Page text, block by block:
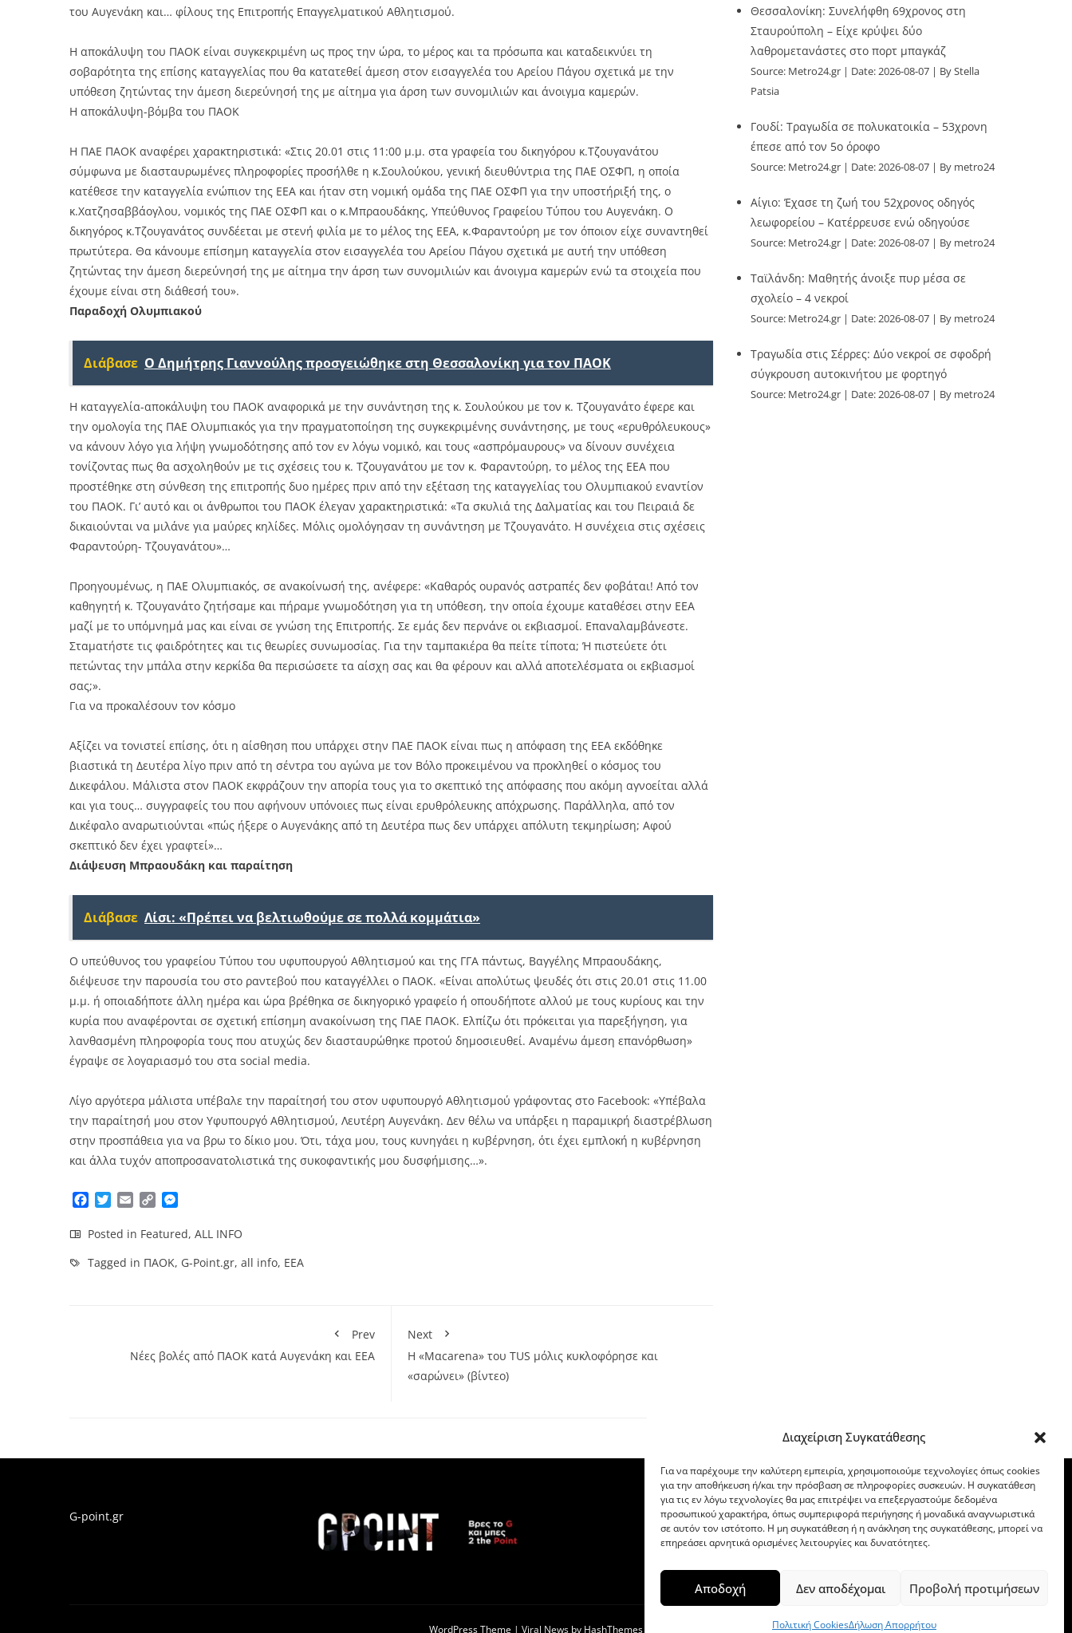
Διαχείριση Συγκατάθεσης
Για να παρέχουμε την καλύτερη εμπειρία, χρησιμοποιούμε τεχνολογίες όπως cookies
για την αποθήκευση ή/και την πρόσβαση σε πληροφορίες συσκευών. Η συγκατάθεση
για τις εν λόγω τεχνολογίες θα μας επιτρέψει να επεξεργαστούμε δεδομένα
προσωπικού χαρακτήρα, όπως συμπεριφορά περιήγησης ή μοναδικά αναγνωριστικά
σε αυτόν τον ιστότοπο. Η μη συγκατάθεση ή η ανάκληση της συγκατάθεσης, μπορεί να
επηρεάσει αρνητικά ορισμένες λειτουργίες και δυνατότητες.
Αποδοχή Δεν αποδέχομαι Προβολή προτιμήσεων
Πολιτική CookiesΔήλωση Απορρήτου
του Αυγενάκη και… φίλους της Επιτροπής Επαγγελματικού Αθλητισμού.
Η αποκάλυψη του ΠΑΟΚ είναι συγκεκριμένη ως προς την ώρα, το μέρος και τα πρόσωπα και καταδεικνύει τη
σοβαρότητα της επίσης καταγγελίας που θα κατατεθεί άμεση στον εισαγγελέα του Αρείου Πάγου σχετικά με την
υπόθεση ζητώντας την άμεση διερεύνησή της με αίτημα για άρση των συνομιλιών και άνοιγμα καμερών.
Η αποκάλυψη-βόμβα του ΠΑΟΚ
Η ΠΑΕ ΠΑΟΚ αναφέρει χαρακτηριστικά: «Στις 20.01 στις 11:00 μ.μ. στα γραφεία του δικηγόρου κ.Τζουγανάτου
σύμφωνα με διασταυρωμένες πληροφορίες προσήλθε η κ.Σουλούκου, γενική διευθύντρια της ΠΑΕ ΟΣΦΠ, η οποία
κατέθεσε την καταγγελία ενώπιον της ΕΕΑ και ήταν στη νομική ομάδα της ΠΑΕ ΟΣΦΠ για την υποστήριξή της, ο
κ.Χατζησαββάογλου, νομικός της ΠΑΕ ΟΣΦΠ και ο κ.Μπραουδάκης, Υπεύθυνος Γραφείου Τύπου του Αυγενάκη. Ο
δικηγόρος κ.Τζουγανάτος συνδέεται με στενή φιλία με το μέλος της ΕΕΑ, κ.Φαραντούρη με τον όποιον είχε συναντηθεί
πρωτύτερα. Θα κάνουμε επίσημη καταγγελία στον εισαγγελέα του Αρείου Πάγου σχετικά με αυτή την υπόθεση
ζητώντας την άμεση διερεύνησή της με αίτημα την άρση των συνομιλιών και άνοιγμα καμερών ενώ τα στοιχεία που
έχουμε είναι στη διάθεσή του».
Παραδοχή Ολυμπιακού
Διάβασε Ο Δημήτρης Γιαννούλης προσγειώθηκε στη Θεσσαλονίκη για τον ΠΑΟΚ
Η καταγγελία-αποκάλυψη του ΠΑΟΚ αναφορικά με την συνάντηση της κ. Σουλούκου με τον κ. Τζουγανάτο έφερε και
την ομολογία της ΠΑΕ Ολυμπιακός για την πραγματοποίηση της συγκεκριμένης συνάντησης, με τους «ερυθρόλευκους»
να κάνουν λόγο για λήψη γνωμοδότησης από τον εν λόγω νομικό, και τους «ασπρόμαυρους» να δίνουν συνέχεια
τονίζοντας πως θα ασχοληθούν με τις σχέσεις του κ. Τζουγανάτου με τον κ. Φαραντούρη, το μέλος της ΕΕΑ που
προστέθηκε στη σύνθεση της επιτροπής δυο ημέρες πριν από την εξέταση της καταγγελίας του Ολυμπιακού εναντίον
του ΠΑΟΚ. Γι’ αυτό και οι άνθρωποι του ΠΑΟΚ έλεγαν χαρακτηριστικά: «Τα σκυλιά της Δαλματίας και του Πειραιά δε
δικαιούνται να μιλάνε για μαύρες κηλίδες. Μόλις ομολόγησαν τη συνάντηση με Τζουγανάτο. Η συνέχεια στις σχέσεις
Φαραντούρη- Τζουγανάτου»…
Προηγουμένως, η ΠΑΕ Ολυμπιακός, σε ανακοίνωσή της, ανέφερε: «Καθαρός ουρανός αστραπές δεν φοβάται! Από τον
καθηγητή κ. Τζουγανάτο ζητήσαμε και πήραμε γνωμοδότηση για τη υπόθεση, την οποία έχουμε καταθέσει στην ΕΕΑ
μαζί με το υπόμνημά μας και είναι σε γνώση της Επιτροπής. Σε εμάς δεν περνάνε οι εκβιασμοί. Επαναλαμβάνεστε.
Σταματήστε τις φαιδρότητες και τις θεωρίες συνωμοσίας. Για την ταμπακιέρα θα πείτε τίποτα; Ή πιστεύετε ότι
πετώντας την μπάλα στην κερκίδα θα περισώσετε τα αίσχη σας και θα φέρουν και αλλά αποτελέσματα οι εκβιασμοί
σας;».
Για να προκαλέσουν τον κόσμο
Αξίζει να τονιστεί επίσης, ότι η αίσθηση που υπάρχει στην ΠΑΕ ΠΑΟΚ είναι πως η απόφαση της ΕΕΑ εκδόθηκε
βιαστικά τη Δευτέρα λίγο πριν από τη σέντρα του αγώνα με τον Βόλο προκειμένου να προκληθεί ο κόσμος του
Δικεφάλου. Μάλιστα στον ΠΑΟΚ εκφράζουν την απορία τους για το σκεπτικό της απόφασης που ακόμη αγνοείται αλλά
και για τους… συγγραφείς του που αφήνουν υπόνοιες πως είναι ερυθρόλευκης απόχρωσης. Παράλληλα, από τον
Δικέφαλο αναρωτιούνται «πώς ήξερε ο Αυγενάκης από τη Δευτέρα πως δεν υπάρχει απόλυτη τεκμηρίωση; Αφού
σκεπτικό δεν έχει γραφτεί»…
Διάψευση Μπραουδάκη και παραίτηση
Διάβασε Λίσι: «Πρέπει να βελτιωθούμε σε πολλά κομμάτια»
Ο υπεύθυνος του γραφείου Τύπου του υφυπουργού Αθλητισμού και της ΓΓΑ πάντως, Βαγγέλης Μπραουδάκης,
διέψευσε την παρουσία του στο ραντεβού που καταγγέλλει ο ΠΑΟΚ. «Είναι απολύτως ψευδές ότι στις 20.01 στις 11.00
μ.μ. ή οποιαδήποτε άλλη ημέρα και ώρα βρέθηκα σε δικηγορικό γραφείο ή οπουδήποτε αλλού με τους κυρίους και την
κυρία που αναφέρονται σε σχετική επίσημη ανακοίνωση της ΠΑΕ ΠΑΟΚ. Ελπίζω ότι πρόκειται για παρεξήγηση, για
λανθασμένη πληροφορία τους που ατυχώς δεν διασταυρώθηκε προτού δημοσιευθεί. Αναμένω άμεση επανόρθωση»
έγραψε σε λογαριασμό του στα social media.
Λίγο αργότερα μάλιστα υπέβαλε την παραίτησή του στον υφυπουργό Αθλητισμού γράφοντας στο Facebook: «Υπέβαλα
την παραίτησή μου στον Υφυπουργό Αθλητισμού, Λευτέρη Αυγενάκη. Δεν θέλω να υπάρξει η παραμικρή διαστρέβλωση
στην προσπάθεια για να βρω το δίκιο μου. Ότι, τάχα μου, τους κυνηγάει η κυβέρνηση, ότι έχει εμπλοκή η κυβέρνηση
και άλλα τυχόν αποπροσανατολιστικά της συκοφαντικής μου δυσφήμισης…».
Facebook
TwitterEmailCopy
Posted in Featured, ALL INFO
Tagged in ΠΑΟΚ, G-Point.gr, all info, ΕΕΑ
Prev
Νέες βολές από ΠΑΟΚ κατά Αυγενάκη και ΕΕΑ
Next
H «Μαcarena» του TUS μόλις κυκλοφόρησε και
«σαρώνει» (βίντεο)
Θεσσαλονίκη: Συνελήφθη 69χρονος στη
Σταυρούπολη – Είχε κρύψει δύο
λαθρομετανάστες στο πορτ μπαγκάζ
Source: Metro24.gr Date: 2026-08-07
By Stella
Patsia
Γουδί: Τραγωδία σε πολυκατοικία – 53χρονη
έπεσε από τον 5ο όροφο
Source: Metro24.gr Date: 2026-08-07 By metro24
Αίγιο: Έχασε τη ζωή του 52χρονος οδηγός
λεωφορείου – Κατέρρευσε ενώ οδηγούσε
Source: Metro24.gr Date: 2026-08-07 By metro24
Ταϊλάνδη: Μαθητής άνοιξε πυρ μέσα σε
σχολείο – 4 νεκροί
Source: Metro24.gr Date: 2026-08-07 By metro24
Τραγωδία στις Σέρρες: Δύο νεκροί σε σφοδρή
σύγκρουση αυτοκινήτου με φορτηγό
Source: Metro24.gr Date: 2026-08-07 By metro24
G-point.gr
WordPress Theme | Viral News by HashThemes